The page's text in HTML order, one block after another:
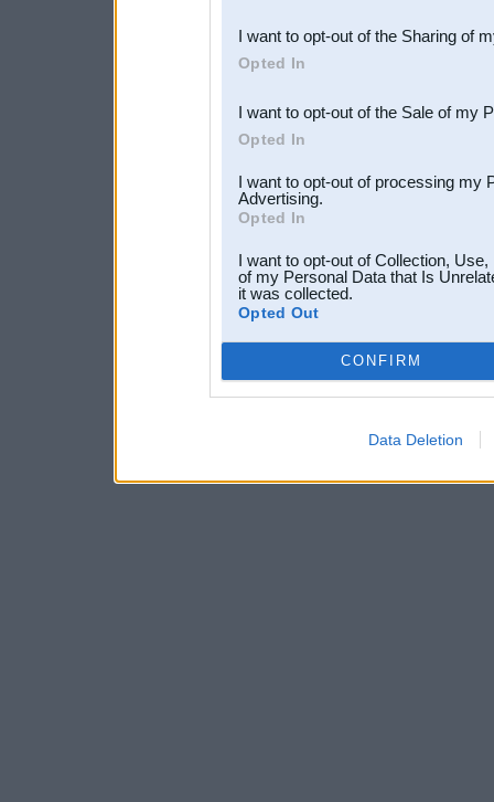
Downstream Participants
third parties.
I want to opt-out of the Sharing of
Opted In
I want to opt-out of the Sale of my
Opted In
I want to opt-out of processing my
Advertising.
Opted In
I want to opt-out of Collection,
of my Personal Data that Is
it was collected.
Opted Out
CONFIRM
Data Deletion